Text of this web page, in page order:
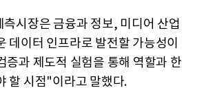
시장은 금융과 정보, 미디어 산업
데이터 인프라로 발전할 가능성이
증과 제도적 실험을 통해 역할과 한
할 시점"이라고 말했다.